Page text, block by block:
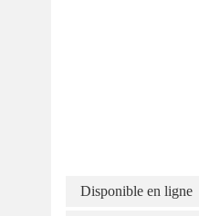
Disponible en ligne